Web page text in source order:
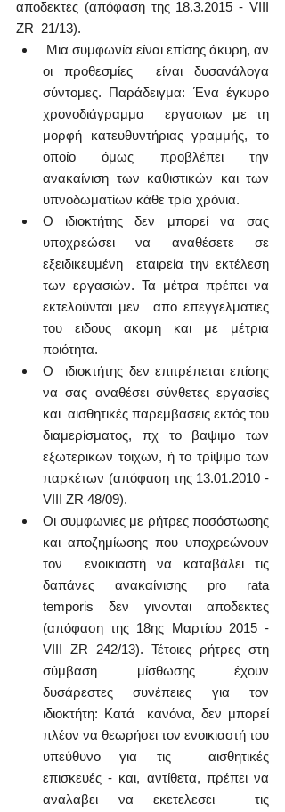
αποδεκτες (απόφαση της 18.3.2015 - VIII
ZR  21/13).
οι προθεσμίες  είναι δυσανάλογα
σύντομες. Παράδειγμα: Ένα έγκυρο
χρονοδιάγραμμα  εργασιων με τη
μορφή κατευθυντήριας γραμμής, το
οποίο όμως προβλέπει την
ανακαίνιση των καθιστικών και των
υπνοδωματίων κάθε τρία χρόνια.
Ο ιδιοκτήτης δεν μπορεί να σας
υποχρεώσει να αναθέσετε σε
εξειδικευμένη  εταιρεία την εκτέλεση
των εργασιών. Τα μέτρα πρέπει να
εκτελούνται μεν  απο επεγγελματιες
του ειδους ακομη και με μέτρια
ποιότητα.
Ο  ιδιοκτήτης δεν επιτρέπεται επίσης
να σας αναθέσει σύνθετες εργασίες
και  αισθητικές παρεμβασεις εκτός του
διαμερίσματος, πχ το βαψιμο των
εξωτερικων τοιχων, ή το τρίψιμο των
παρκέτων (απόφαση της 13.01.2010 -
VIII ZR 48/09).
Οι συμφωνιες με ρήτρες ποσόστωσης
και αποζημίωσης που υποχρεώνουν
τον  ενοικιαστή να καταβάλει τις
δαπάνες ανακαίνισης pro rata
temporis δεν γινονται αποδεκτες
(απόφαση της 18ης Μαρτίου 2015 -
VIII ZR 242/13). Τέτοιες ρήτρες στη
σύμβαση μίσθωσης έχουν
δυσάρεστες συνέπειες για τον
ιδιοκτήτη: Κατά  κανόνα, δεν μπορεί
πλέον να θεωρήσει τον ενοικιαστή του
υπεύθυνο για τις  αισθητικές
επισκευές - και, αντίθετα, πρέπει να
αναλαβει να εκετελεσει  τις